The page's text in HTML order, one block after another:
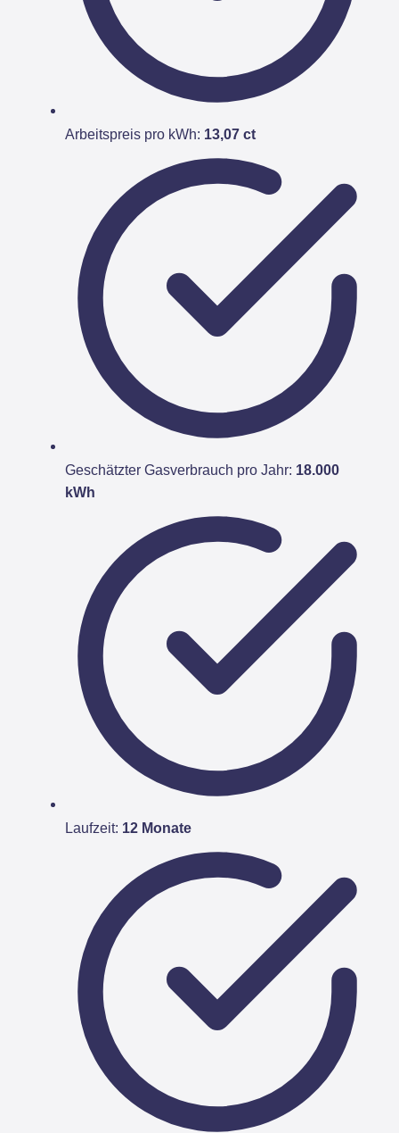
Arbeitspreis pro kWh: 13,07 ct
Geschätzter Gasverbrauch pro Jahr: 18.000
kWh
Laufzeit: 12 Monate